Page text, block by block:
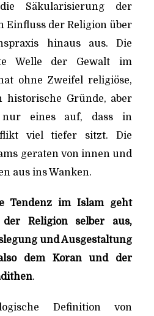
Säkularisierung der
Einfluss der Religion über
hinaus aus. Die
Welle der Gewalt im
ohne Zweifel religiöse,
historische Gründe, aber
nur eines auf, dass in
viel tiefer sitzt. Die
geraten von innen und
aus ins Wanken.
Tendenz im Islam geht
Religion selber aus,
und Ausgestaltung
dem Koran und der
.
Definition von